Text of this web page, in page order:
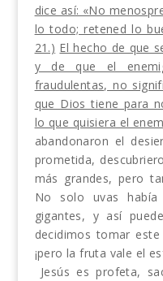
dice así: «No
lo todo; retened lo
21.) El hecho de que
y de que el
fraudulentas, no
que Dios tiene para
lo que quisiera el
abandonaron el
prometida,
más grandes, pero
No solo uvas
gigantes, y así
decidimos tomar
¡pero la fruta vale el
Jesús es profeta,